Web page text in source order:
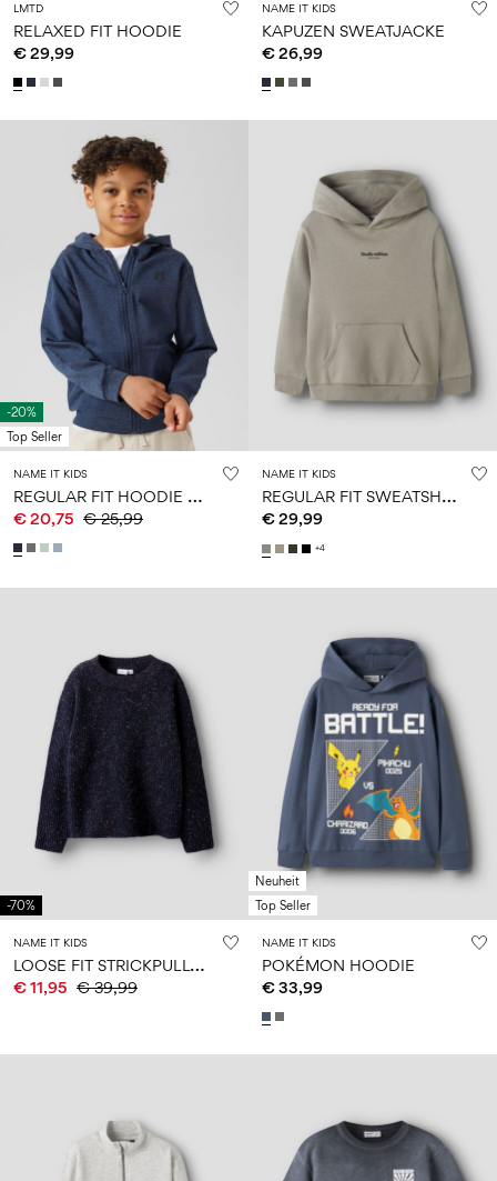
LMTD
RELAXED FIT HOODIE
€ 29,99
NAME IT KIDS
KAPUZEN SWEATJACKE
€ 26,99
-20%
Top Seller
NAME IT KIDS
R
EGULAR FIT HOODIE MIT REISSVERSCHLUSS
€ 20,75 € 25,99
NAME IT KIDS
R
EGULAR FIT SWEATSHIRT
€ 29,99
+4
-70%
NAME IT KIDS
L
OOSE FIT STRICKPULLOVER
€ 11,95 € 39,99
Neuheit
Top Seller
NAME IT KIDS
POKÉMON HOODIE
€ 33,99